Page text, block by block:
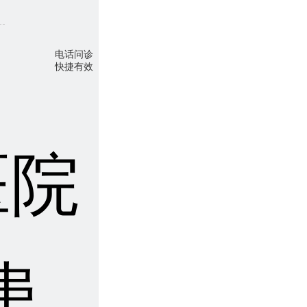
电话问诊
快捷有效